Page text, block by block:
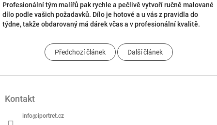
Profesionální tým malířů pak rychle a pečlivě vytvoří ručně malované
dílo podle vašich požadavků. Dílo je hotové a u vás z pravidla do
týdne, takže obdarovaný má dárek včas a v profesionální kvalitě.
Předchozí článek Další článek
Kontakt
info@iportret.cz